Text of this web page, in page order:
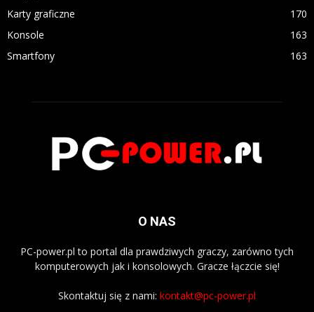
Karty graficzne
170
Konsole
163
Smartfony
163
O NAS
PC-power.pl to portal dla prawdziwych graczy, zarówno tych
komputerowych jak i konsolowych. Gracze łączcie się!
Skontaktuj się z nami: kontakt@pc-power.pl